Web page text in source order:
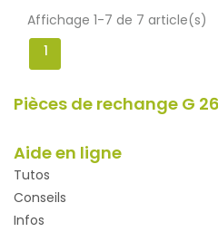
Affichage 1-7 de 7 article(s)
1
Pièces de rechange G
Aide en ligne
Tutos
Conseils
Infos